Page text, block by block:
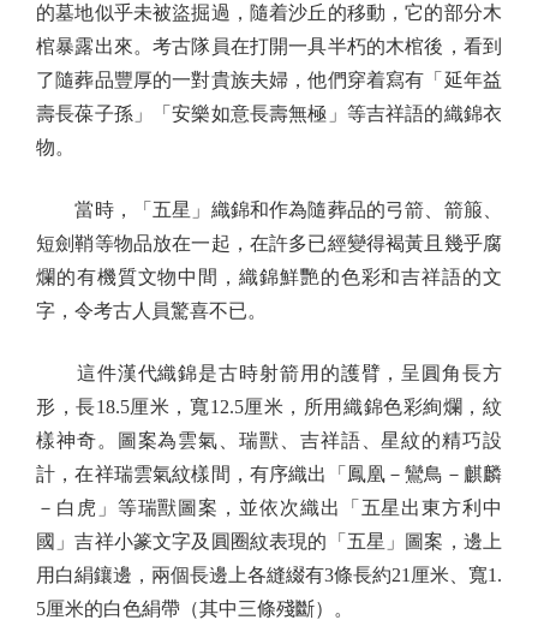
的墓地似乎未被盜掘過，隨着沙丘的移動，它的部分木
棺暴露出來。考古隊員在打開一具半朽的木棺後，看到
了隨葬品豐厚的一對貴族夫婦，他們穿着寫有「延年益
壽長葆子孫」「安樂如意長壽無極」等吉祥語的織錦衣
物。
當時，「五星」織錦和作為隨葬品的弓箭、箭箙、
短劍鞘等物品放在一起，在許多已經變得褐黃且幾乎腐
爛的有機質文物中間，織錦鮮艷的色彩和吉祥語的文
字，令考古人員驚喜不已。
這件漢代織錦是古時射箭用的護臂，呈圓角長方
形，長18.5厘米，寬12.5厘米，所用織錦色彩絢爛，紋
樣神奇。圖案為雲氣、瑞獸、吉祥語、星紋的精巧設
計，在祥瑞雲氣紋樣間，有序織出「鳳凰－鸞鳥－麒麟
－白虎」等瑞獸圖案，並依次織出「五星出東方利中
國」吉祥小篆文字及圓圈紋表現的「五星」圖案，邊上
用白絹鑲邊，兩個長邊上各縫綴有3條長約21厘米、寬1.
5厘米的白色絹帶（其中三條殘斷）。